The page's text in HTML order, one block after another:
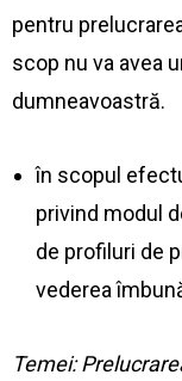
pentru
scop nu va avea
dumneavoastră.
în scopul
privind modul
de profiluri de
vederea
Temei: